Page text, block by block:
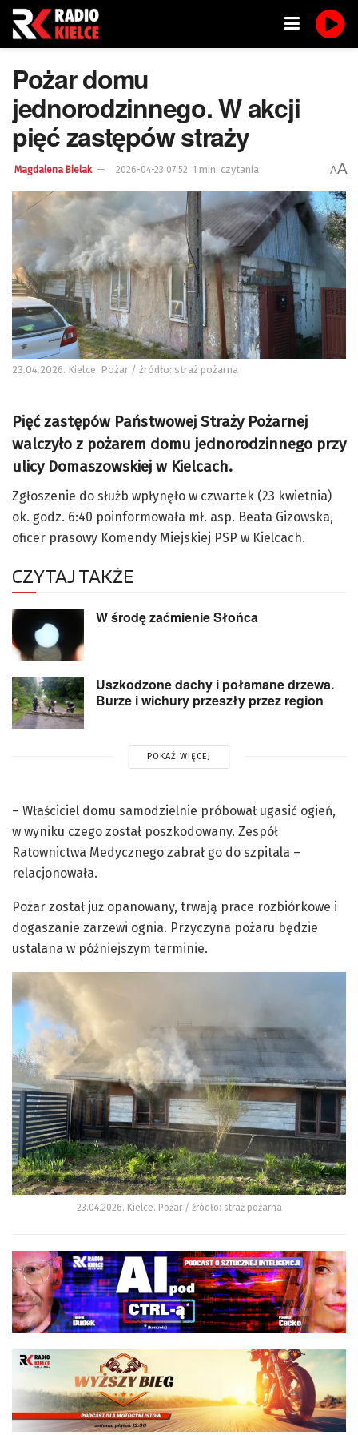
Pożar domu
jednorodzinnego. W akcji
pięć zastępów straży
Magdalena Bielak 2026-04-23 07:52 1 min. czytania AA
23.04.2026. Kielce. Pożar / źródło: straż pożarna
Pięć zastępów Państwowej Straży Pożarnej
walczyło z pożarem domu jednorodzinnego przy
ulicy Domaszowskiej w Kielcach.
Zgłoszenie do służb wpłynęło w czwartek (23 kwietnia)
ok. godz. 6:40 poinformowała mł. asp. Beata Gizowska,
oficer prasowy Komendy Miejskiej PSP w Kielcach.
CZYTAJ TAKŻE
W środę zaćmienie Słońca
Uszkodzone dachy i połamane drzewa.
Burze i wichury przeszły przez region
POKAŻ WIĘCEJ
– Właściciel domu samodzielnie próbował ugasić ogień,
w wyniku czego został poszkodowany. Zespół
Ratownictwa Medycznego zabrał go do szpitala –
relacjonowała.
Pożar został już opanowany, trwają prace rozbiórkowe i
dogaszanie zarzewi ognia. Przyczyna pożaru będzie
ustalana w późniejszym terminie.
23.04.2026. Kielce. Pożar / źródło: straż pożarna